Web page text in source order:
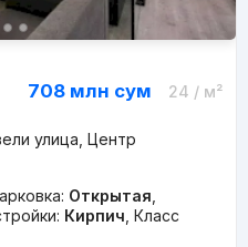
708 млн сум 24 / м²
улица, Центр
Открытая
Кирпич Класс